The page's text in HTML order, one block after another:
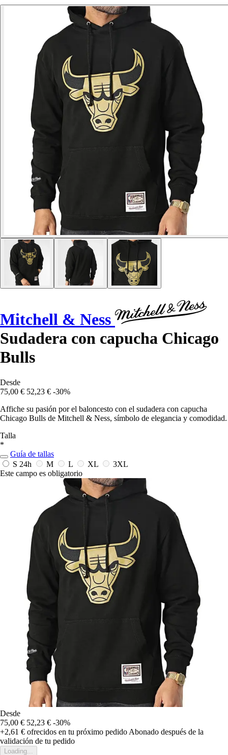
Mitchell & Ness
Sudadera con capucha Chicago
Bulls
Desde
75,00 € 52,23 € -30%
Affiche su pasión por el baloncesto con el sudadera con capucha
Chicago Bulls de Mitchell & Ness, símbolo de elegancia y comodidad.
Talla
*
Guía de tallas
S 24h M L XL
3XL
Este campo es obligatorio
Desde
75,00 € 52,23 € -30%
+2,61 € ofrecidos en tu próximo pedido Abonado después de la
validación de tu pedido
Loading...